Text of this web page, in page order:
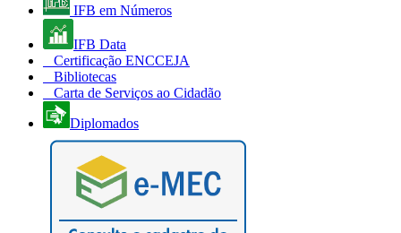
IFB em Números
IFB Data
Certificação ENCCEJA
Bibliotecas
Carta de Serviços ao Cidadão
Diplomados